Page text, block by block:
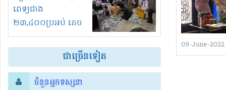
ពេទ្យជាង
២៣,៤០០ប្រអប់ គេច
ពន្ធនិងអត់ច្បាប់នាំ
ចូល!?
ជាច្រើនទៀត
ចំនួនអ្នកទស្សនា
09-June-2022